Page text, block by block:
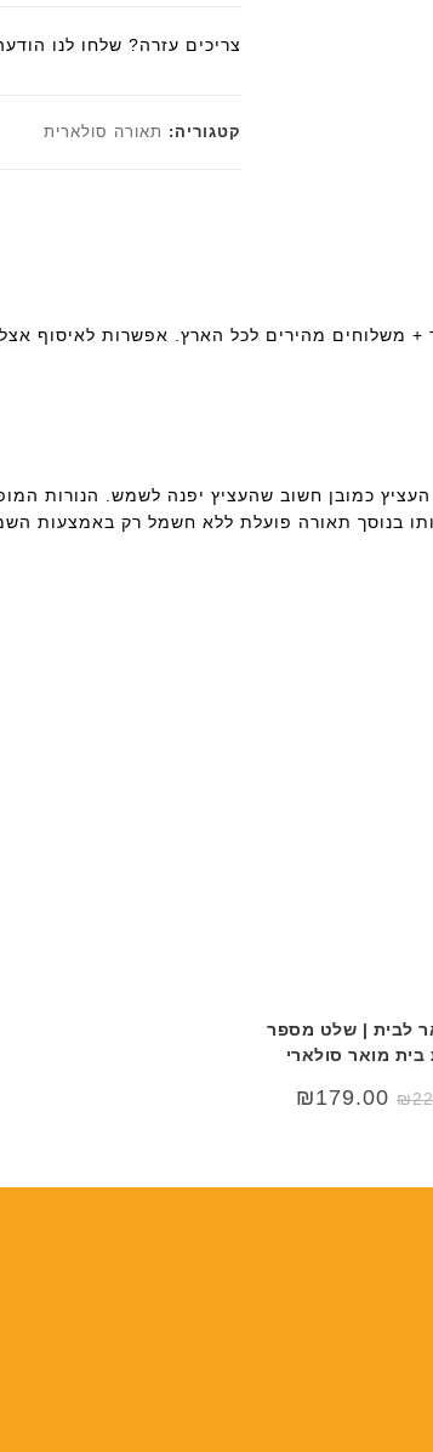
צריכים עזרה? שלחו לנו
קטגוריה: תאורה סולארית
+ משלוחים מהירים לכל הארץ. אפשרות לאיסוף
כמובן חשוב שהעציץ יפנה לשמש. הנורות
בנוסך תאורה פועלת ללא חשמל רק באמצעות
לבית | שלט מספר
בית מואר סולארי
₪ המחיר
המקורי
₪179.00
המחיר
הנוכחי